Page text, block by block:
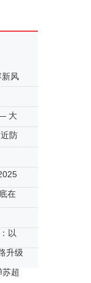
新风
大
防
在
以
升级
超